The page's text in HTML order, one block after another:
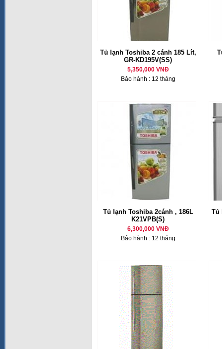
Tủ lạnh Toshiba 2 cánh 185 Lít,
GR-KD195V(SS)
5,350,000 VNĐ
Bảo hành : 12 tháng
Tủ lạnh Toshiba 2cánh , 186L
K21VPB(S)
6,300,000 VNĐ
Bảo hành : 12 tháng
Tủ